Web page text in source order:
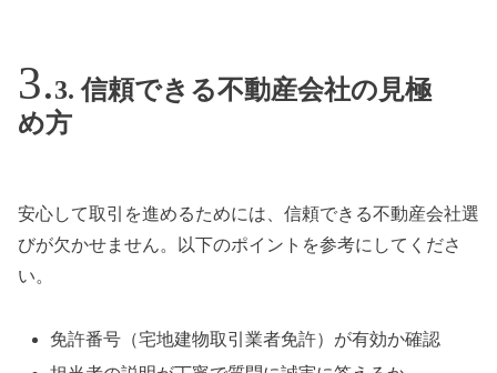
3. 信頼できる不動産会社の見極
め方
安心して取引を進めるためには、信頼できる不動産会社選
びが欠かせません。以下のポイントを参考にしてくださ
い。
免許番号（宅地建物取引業者免許）が有効か確認